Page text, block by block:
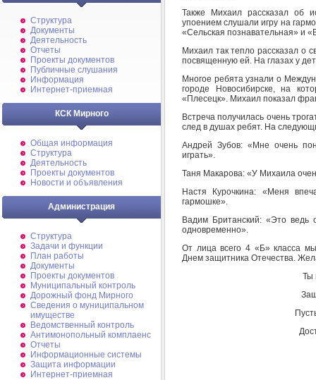
Структура
Документы
Деятельность
Отчеты
Проекты документов
Публичные слушания
Информация
Интернет-приемная
КСК Мирного
Общая информация
Структура
Деятельность
Проекты документов
Новости и объявления
Администрация
Структура
Задачи и функции
План работы
Документы
Проекты документов
Муниципальный контроль
Дорожный фонд Мирного
Cведения о муниципальном
имуществе
Ведомственный контроль
Антимонопольный комплаенс
Отчеты
Информационные системы
Защита информации
Интернет-приемная
Также Михаил рассказал об
упоением слушали игру на
«Сельская познавательная» и
Михаил так тепло рассказал о
посвященную ей. На глазах у
Многое ребята узнали о
городе Новосибирске, на
«Плесецк». Михаил показал
Встреча получилась очень
след в душах ребят. На
Андрей Зубов: «Мне очень
играть».
Таня Макарова: «У Михаила
Настя Курочкина: «Меня
гармошке».
Вадим Британский: «Это ведь
одновременно».
От лица всего 4 «Б» класса
Днем защитника Отечества.
Ты